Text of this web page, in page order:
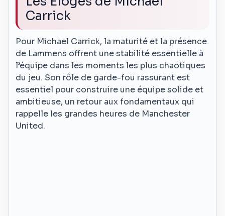
Carrick
Pour Michael Carrick, la maturité et la présence
de Lammens offrent une stabilité essentielle à
l’équipe dans les moments les plus chaotiques
du jeu. Son rôle de garde-fou rassurant est
essentiel pour construire une équipe solide et
ambitieuse, un retour aux fondamentaux qui
rappelle les grandes heures de Manchester
United.